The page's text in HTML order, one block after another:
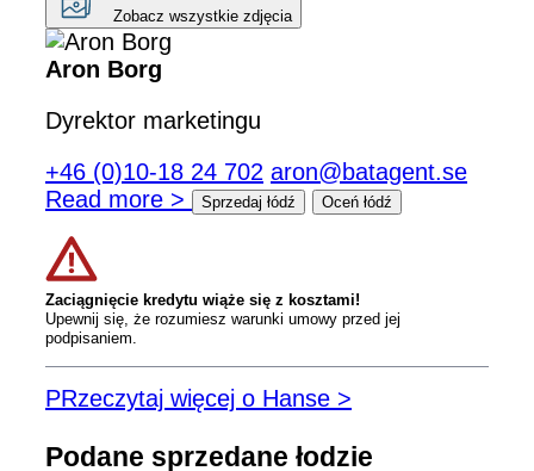
Zobacz wszystkie zdjęcia
Aron Borg
Dyrektor marketingu
+46 (0)10-18 24 702 aron@batagent.se
Read more >
Sprzedaj łódź Oceń łódź
Zaciągnięcie kredytu wiąże się z kosztami!
Upewnij się, że rozumiesz warunki umowy przed jej
podpisaniem.
PRzeczytaj więcej o Hanse >
Podane sprzedane łodzie